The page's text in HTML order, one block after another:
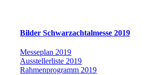
Bilder Schwarzachtalmesse 2019
Messeplan 2019
Ausstellerliste 2019
Rahmenprogramm 2019